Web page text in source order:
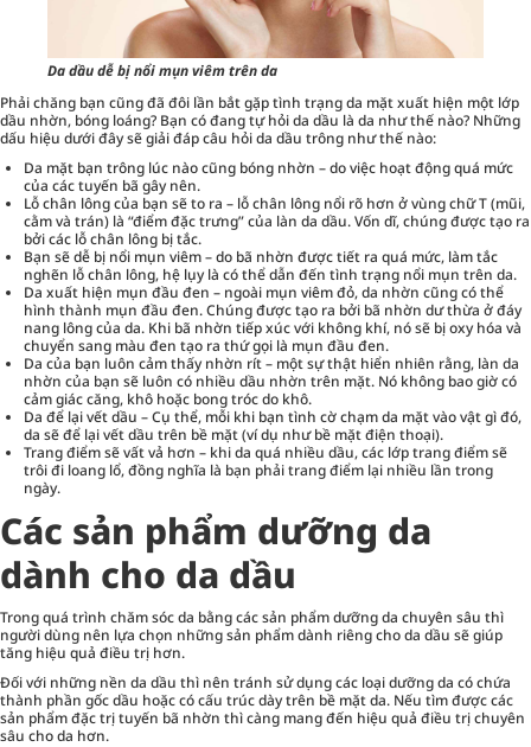
Da dầu dễ bị nổi mụn viêm trên da
Phải chăng bạn cũng đã đôi lần bắt gặp tình trạng da mặt xuất hiện một lớp
dầu nhờn, bóng loáng? Bạn có đang tự hỏi da dầu là da như thế nào? Những
dấu hiệu dưới đây sẽ giải đáp câu hỏi da dầu trông như thế nào:
Da mặt bạn trông lúc nào cũng bóng nhờn – do việc hoạt động quá mức
của các tuyến bã gây nên.
Lỗ chân lông của bạn sẽ to ra – lỗ chân lông nổi rõ hơn ở vùng chữ T (mũi,
cằm và trán) là “điểm đặc trưng” của làn da dầu. Vốn dĩ, chúng được tạo ra
bởi các lỗ chân lông bị tắc.
Bạn sẽ dễ bị nổi mụn viêm – do bã nhờn được tiết ra quá mức, làm tắc
nghẽn lỗ chân lông, hệ lụy là có thể dẫn đến tình trạng nổi mụn trên da.
Da xuất hiện mụn đầu đen – ngoài mụn viêm đỏ, da nhờn cũng có thể
hình thành mụn đầu đen. Chúng được tạo ra bởi bã nhờn dư thừa ở đáy
nang lông của da. Khi bã nhờn tiếp xúc với không khí, nó sẽ bị oxy hóa và
chuyển sang màu đen tạo ra thứ gọi là mụn đầu đen.
Da của bạn luôn cảm thấy nhờn rít – một sự thật hiển nhiên rằng, làn da
nhờn của bạn sẽ luôn có nhiều dầu nhờn trên mặt. Nó không bao giờ có
cảm giác căng, khô hoặc bong tróc do khô.
Da để lại vết dầu – Cụ thể, mỗi khi bạn tình cờ chạm da mặt vào vật gì đó,
da sẽ để lại vết dầu trên bề mặt (ví dụ như bề mặt điện thoại).
Trang điểm sẽ vất vả hơn – khi da quá nhiều dầu, các lớp trang điểm sẽ
trôi đi loang lổ, đồng nghĩa là bạn phải trang điểm lại nhiều lần trong
ngày.
Các sản phẩm dưỡng da
dành cho da dầu
Trong quá trình chăm sóc da bằng các sản phẩm dưỡng da chuyên sâu thì
người dùng nên lựa chọn những sản phẩm dành riêng cho da dầu sẽ giúp
tăng hiệu quả điều trị hơn.
Đối với những nền da dầu thì nên tránh sử dụng các loại dưỡng da có chứa
thành phần gốc dầu hoặc có cấu trúc dày trên bề mặt da. Nếu tìm được các
sản phẩm đặc trị tuyến bã nhờn thì càng mang đến hiệu quả điều trị chuyên
sâu cho da hơn.